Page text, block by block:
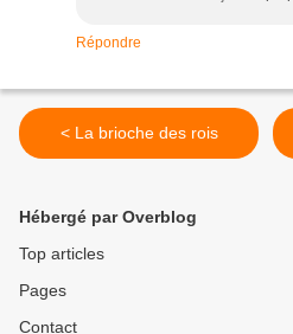
Répondre
< La brioche des rois
Hébergé par Overblog
Top articles
Pages
Contact